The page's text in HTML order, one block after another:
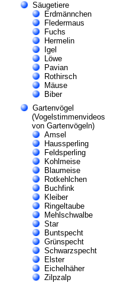
Säugetiere
Erdmännchen
Fledermaus
Fuchs
Hermelin
Igel
Löwe
Pavian
Rothirsch
Mäuse
Biber
Gartenvögel
(Vogelstimmenvideos
von Gartenvögeln)
Amsel
Haussperling
Feldsperling
Kohlmeise
Blaumeise
Rotkehlchen
Buchfink
Kleiber
Ringeltaube
Mehlschwalbe
Star
Buntspecht
Grünspecht
Schwarzspecht
Elster
Eichelhäher
Zilpzalp